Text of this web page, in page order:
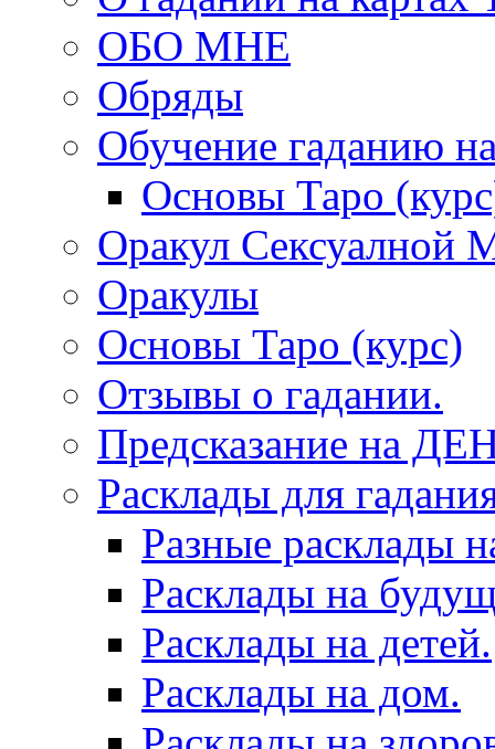
ОБО МНЕ
Обряды
Обучение гаданию
Основы Таро
Оракул Сексуалной
Оракулы
Основы Таро (курс)
Отзывы о гадании.
Предсказание на
Расклады для
Разные расклады
Расклады на
Расклады на детей.
Расклады на дом.